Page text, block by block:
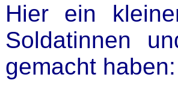
Hier ein
Soldatinnen
gemacht haben: